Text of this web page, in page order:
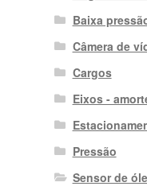
Baixa
Câmera de
Cargos
Eixos -
Pressão
Sensor de